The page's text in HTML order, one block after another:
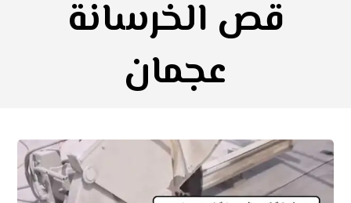
قص الخرسانة
عجمان